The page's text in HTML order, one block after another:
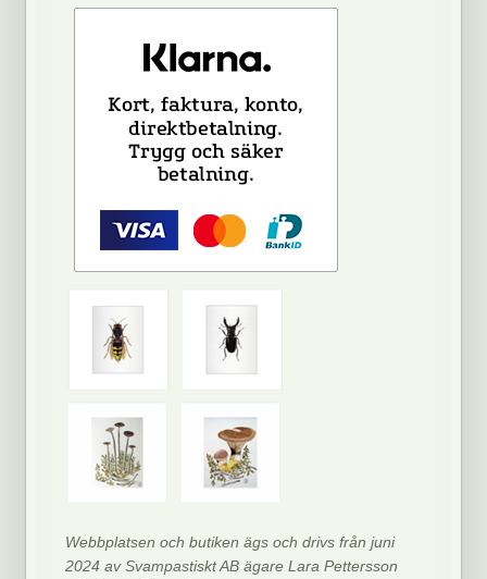
Webbplatsen och butiken ägs och drivs från juni
2024 av Svampastiskt AB ägare Lara Pettersson